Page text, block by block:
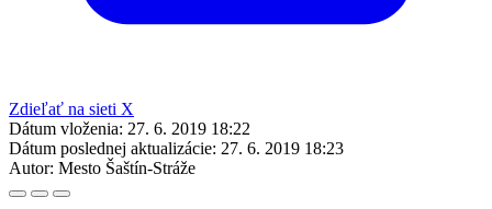
Zdieľať na sieti X
Dátum vloženia: 27. 6. 2019 18:22
Dátum poslednej aktualizácie: 27. 6. 2019 18:23
Autor: Mesto Šaštín-Stráže